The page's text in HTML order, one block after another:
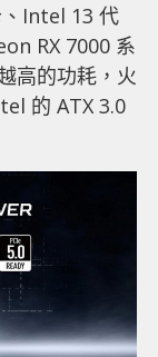
、Intel 13 代
RX 7000 系
高的功耗，火
的 ATX 3.0